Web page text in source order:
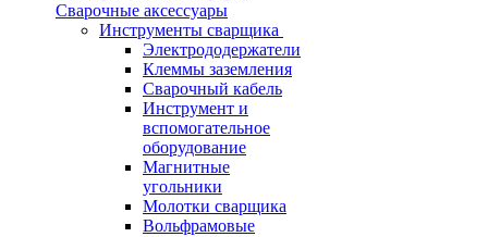
Сварочные аксессуары
Инструменты сварщика
Электрододержатели
Клеммы заземления
Сварочный кабель
Инструмент и
вспомогательное
оборудование
Магнитные
угольники
Молотки сварщика
Вольфрамовые